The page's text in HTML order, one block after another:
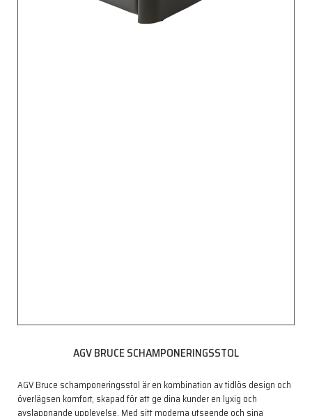
AGV BRUCE SCHAMPONERINGSSTOL
AGV Bruce schamponeringsstol är en kombination av tidlös design och
överlägsen komfort, skapad för att ge dina kunder en lyxig och
avslappnande upplevelse. Med sitt moderna utseende och sina